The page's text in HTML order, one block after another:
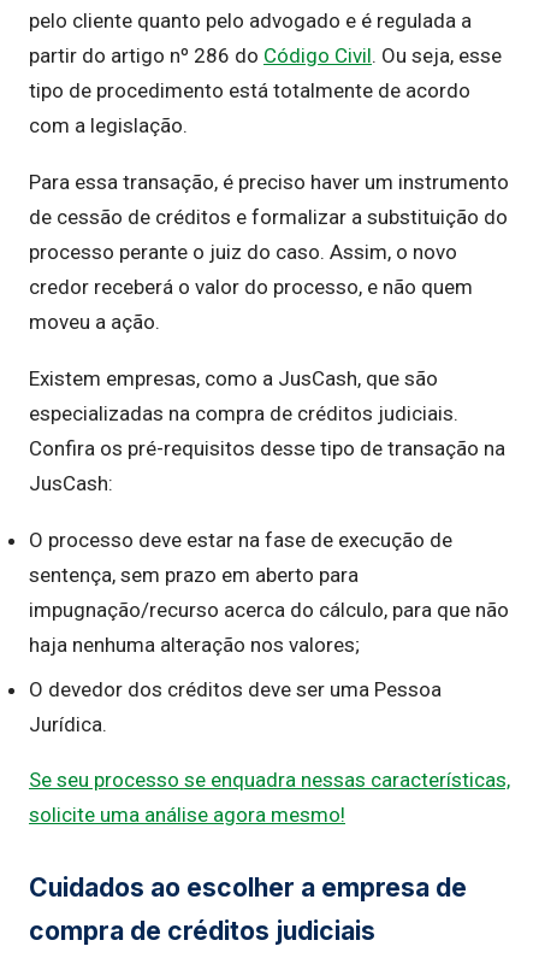
pelo cliente quanto pelo advogado e é regulada a
partir do artigo nº 286 do Código Civil. Ou seja, esse
tipo de procedimento está totalmente de acordo
com a legislação.
Para essa transação, é preciso haver um instrumento
de cessão de créditos e formalizar a substituição do
processo perante o juiz do caso. Assim, o novo
credor receberá o valor do processo, e não quem
moveu a ação.
Existem empresas, como a JusCash, que são
especializadas na compra de créditos judiciais.
Confira os pré-requisitos desse tipo de transação na
JusCash:
O processo deve estar na fase de execução de
sentença, sem prazo em aberto para
impugnação/recurso acerca do cálculo, para que não
haja nenhuma alteração nos valores;
O devedor dos créditos deve ser uma Pessoa
Jurídica.
Se seu processo se enquadra nessas características,
solicite uma análise agora mesmo!
Cuidados ao escolher a empresa de
compra de créditos judiciais